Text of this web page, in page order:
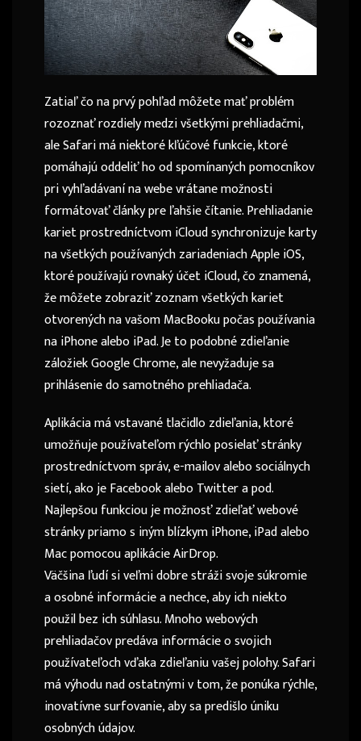
Zatiaľ čo na prvý pohľad môžete mať problém
rozoznať rozdiely medzi všetkými prehliadačmi,
ale Safari má niektoré kľúčové funkcie, ktoré
pomáhajú oddeliť ho od spomínaných pomocníkov
pri vyhľadávaní na webe vrátane možnosti
formátovať články pre ľahšie čítanie. Prehliadanie
kariet prostredníctvom iCloud synchronizuje karty
na všetkých používaných zariadeniach Apple iOS,
ktoré používajú rovnaký účet iCloud, čo znamená,
že môžete zobraziť zoznam všetkých kariet
otvorených na vašom MacBooku počas používania
na iPhone alebo iPad. Je to podobné zdieľanie
záložiek Google Chrome, ale nevyžaduje sa
prihlásenie do samotného prehliadača.
Aplikácia má vstavané tlačidlo zdieľania, ktoré
umožňuje používateľom rýchlo posielať stránky
prostredníctvom správ, e-mailov alebo sociálnych
sietí, ako je Facebook alebo Twitter a pod.
Najlepšou funkciou je možnosť zdieľať webové
stránky priamo s iným blízkym iPhone, iPad alebo
Mac pomocou aplikácie AirDrop.
Väčšina ľudí si veľmi dobre stráži svoje súkromie
a osobné informácie a nechce, aby ich niekto
použil bez ich súhlasu. Mnoho webových
prehliadačov predáva informácie o svojich
používateľoch vďaka zdieľaniu vašej polohy. Safari
má výhodu nad ostatnými v tom, že ponúka rýchle,
inovatívne surfovanie, aby sa predišlo úniku
osobných údajov.